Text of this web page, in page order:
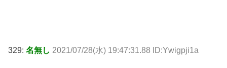
329: 名無し 2021/07/28(水) 19:47:31.88 ID:Ywigpji1a